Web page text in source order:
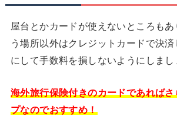
屋台とかカードが使えないところも
う場所以外はクレジットカードで決
にして手数料を損しないようにしまし
海外旅行保険付きのカードであれば
プなのでおすすめ！